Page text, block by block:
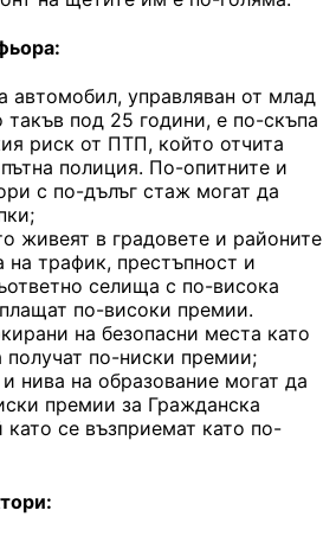
автомобил, управляван от млад
под 25 години, е по-скъпа
риск от ПТП, който отчита
полиция. По-опитните и
с по-дълъг стаж могат да
живеят в градовете и районите
на трафик, престъпност и
селища с по-висока
по-високи премии.
на безопасни места като
получат по-ниски премии;
нива на образование могат да
премии за Гражданска
като се възприемат като по-